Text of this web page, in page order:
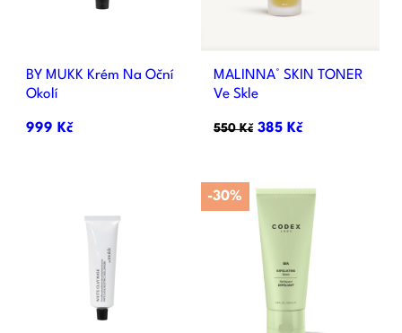
BY MUKK Krém Na Oční
Okolí
999 Kč
MALINNA° SKIN TONER
Ve Skle
550 Kč 385 Kč
-30%